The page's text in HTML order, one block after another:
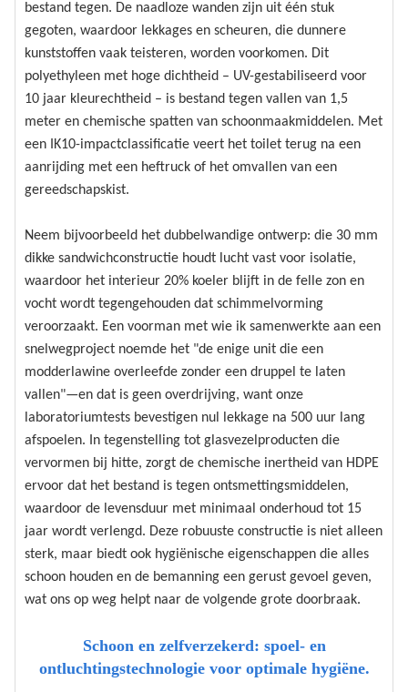
bestand tegen. De naadloze wanden zijn uit één stuk
gegoten, waardoor lekkages en scheuren, die dunnere
kunststoffen vaak teisteren, worden voorkomen. Dit
polyethyleen met hoge dichtheid – UV-gestabiliseerd voor
10 jaar kleurechtheid – is bestand tegen vallen van 1,5
meter en chemische spatten van schoonmaakmiddelen. Met
een IK10-impactclassificatie veert het toilet terug na een
aanrijding met een heftruck of het omvallen van een
gereedschapskist.
Neem bijvoorbeeld het dubbelwandige ontwerp: die 30 mm
dikke sandwichconstructie houdt lucht vast voor isolatie,
waardoor het interieur 20% koeler blijft in de felle zon en
vocht wordt tegengehouden dat schimmelvorming
veroorzaakt. Een voorman met wie ik samenwerkte aan een
snelwegproject noemde het "de enige unit die een
modderlawine overleefde zonder een druppel te laten
vallen"—en dat is geen overdrijving, want onze
laboratoriumtests bevestigen nul lekkage na 500 uur lang
afspoelen. In tegenstelling tot glasvezelproducten die
vervormen bij hitte, zorgt de chemische inertheid van HDPE
ervoor dat het bestand is tegen ontsmettingsmiddelen,
waardoor de levensduur met minimaal onderhoud tot 15
jaar wordt verlengd. Deze robuuste constructie is niet alleen
sterk, maar biedt ook hygiënische eigenschappen die alles
schoon houden en de bemanning een gerust gevoel geven,
wat ons op weg helpt naar de volgende grote doorbraak.
Schoon en zelfverzekerd: spoel- en
ontluchtingstechnologie voor optimale hygiëne.